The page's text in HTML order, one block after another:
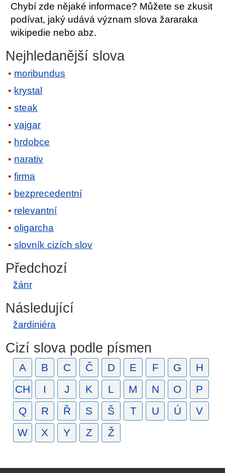
Chybí zde nějaké informace? Můžete se zkusit
podívat, jaký udává význam slova žararaka
wikipedie nebo abz.
Nejhledanější slova
moribundus
krystal
steak
vajgar
hrdobce
narativ
firma
bezprecedentní
relevantní
oligarcha
slovník cizích slov
Předchozí
žánr
Následující
žardiniéra
Cizí slova podle písmen
A B C Č D E F G
H
CH
I J K L M N O
P
Q
R Ř S Š T U Ú
V
W
X Y Z Ž